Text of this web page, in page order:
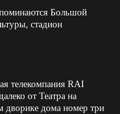
Большой
стадион
телекомпания RAI
от Театра на
дворике дома номер три